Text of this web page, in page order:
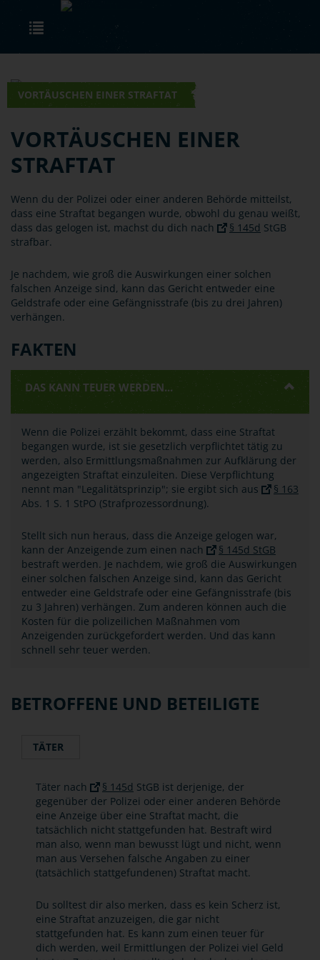
Skip to main content
VORTÄUSCHEN EINER STRAFTAT
VORTÄUSCHEN EINER
STRAFTAT
Wenn du der Polizei oder einer anderen Behörde mitteilst,
dass eine Straftat begangen wurde, obwohl du genau weißt,
dass das gelogen ist, machst du dich nach
§ 145d StGB
strafbar.
Je nachdem, wie groß die Auswirkungen einer solchen
falschen Anzeige sind, kann das Gericht entweder eine
Geldstrafe oder eine Gefängnisstrafe (bis zu drei Jahren)
verhängen.
FAKTEN
DAS KANN TEUER WERDEN...
Wenn die Polizei erzählt bekommt, dass eine Straftat
begangen wurde, ist sie gesetzlich verpflichtet tätig zu
werden, also Ermittlungsmaßnahmen zur Aufklärung der
angezeigten Straftat einzuleiten. Diese Verpflichtung
nennt man "Legalitätsprinzip"; sie ergibt sich aus
§ 163
Abs. 1 S. 1 StPO (Strafprozessordnung).
Stellt sich nun heraus, dass die Anzeige gelogen war,
kann der Anzeigende zum einen nach
§ 145d StGB
bestraft werden. Je nachdem, wie groß die Auswirkungen
einer solchen falschen Anzeige sind, kann das Gericht
entweder eine Geldstrafe oder eine Gefängnisstrafe (bis
zu 3 Jahren) verhängen. Zum anderen können auch die
Kosten für die polizeilichen Maßnahmen vom
Anzeigenden zurückgefordert werden. Und das kann
schnell sehr teuer werden.
BETROFFENE UND BETEILIGTE
TÄTER
Täter nach § 145d StGB ist derjenige, der
gegenüber der Polizei oder einer anderen Behörde
eine Anzeige über eine Straftat macht, die
tatsächlich nicht stattgefunden hat. Bestraft wird
man also, wenn man bewusst lügt und nicht, wenn
man aus Versehen falsche Angaben zu einer
(tatsächlich stattgefundenen) Straftat macht.
Du solltest dir also merken, dass es kein Scherz ist,
eine Straftat anzuzeigen, die gar nicht
stattgefunden hat. Es kann zum einen teuer für
dich werden, weil Ermittlungen der Polizei viel Geld